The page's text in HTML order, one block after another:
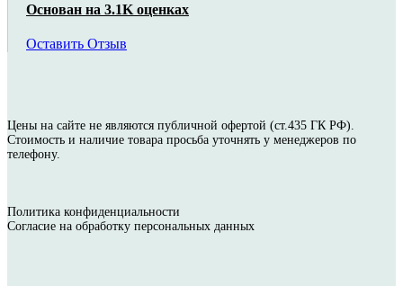
Основан на 3.1K оценках
Оставить Отзыв
Цены на сайте не являются публичной офертой (ст.435 ГК РФ).
Стоимость и наличие товара просьба уточнять у менеджеров по
телефону.
Политика конфиденциальности
Согласие на обработку персональных данных